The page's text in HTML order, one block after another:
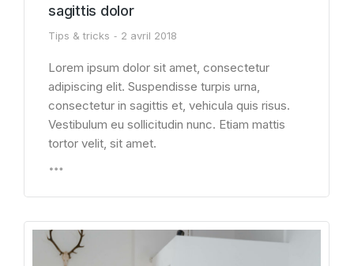
sagittis dolor
Tips & tricks 2 avril 2018
Lorem ipsum dolor sit amet, consectetur
adipiscing elit. Suspendisse turpis urna,
consectetur in sagittis et, vehicula quis risus.
Vestibulum eu sollicitudin nunc. Etiam mattis
tortor velit, sit amet.